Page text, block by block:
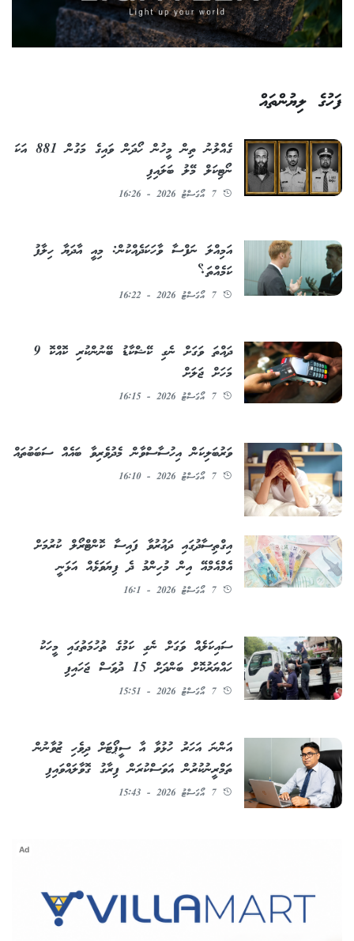
ފަހުގެ ލިޔުންތައް
ގެއްލުނު ތިން މީހުން ހޯދަން ވައިގެ މަގުން 881 އަކަ
ނޯޓިކަލް މޭލު ބަލައިފި
7 އޯގަސްޓު 2026 - 16:26
އަމިއްލަ ނަފްސާ ވާހަކަދެއްކުން: މިއީ އާދަޔާ ހިލާފު
ކަމެއްތަ؟
7 އޯގަސްޓު 2026 - 16:22
ދައްތަ ވަގަށް ނެގި ކޭޝްކާޑު ބޭނުންކުރި ކޮއްކޮ 9
މަހަށް ޖަލަށް
7 އޯގަސްޓު 2026 - 16:15
ވަރުބަލިކަން އިހުސާސްވާން މެދުވެރިވާ ބައެއް ސަބަބުތައް
7 އޯގަސްޓު 2026 - 16:10
އިގްތިސާދުގައި ދައުރުވާ ފައިސާ ކޮންޓްރޯލް ކުރުމަށް
އެމްއެމްއޭ އިން މުހިންމު ދެ ފިޔަވަޅެއް އަޅަނީ
7 އޯގަސްޓު 2026 - 16:1
ސައިކަލެއް ވަގަށް ނެގި ކަމުގެ ތުހުމަތުގައި މީހަކު
ހައްޔަރުކޮށް ބަންދަށް 15 ދުވަސް ޖަހައިފި
7 އޯގަސްޓު 2026 - 15:51
އަންނަ އަހަރު ހުޅުވާ އާ ސީޕޯޓަށް ދިވެހި ޒުވާނުން
ތަމްރީނުކުރުން އަވަސްކުރަން ފިރާގު ގޮވާލައްވައިފި
7 އޯގަސްޓު 2026 - 15:43
Ad